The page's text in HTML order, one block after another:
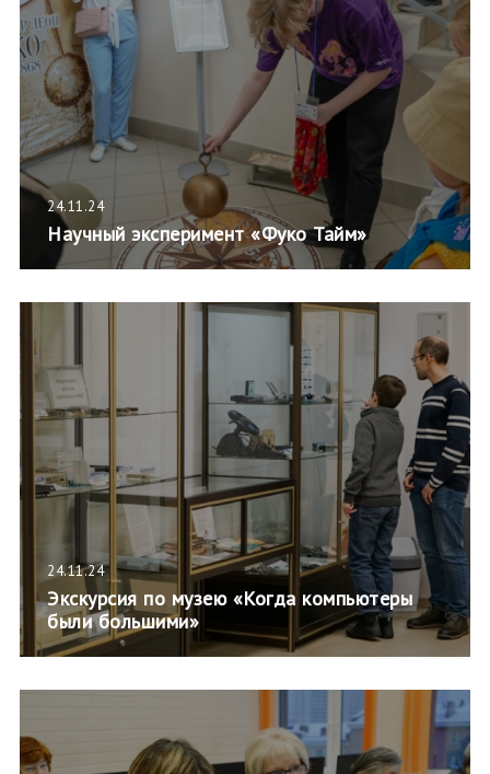
24.11.24
Научный эксперимент «Фуко Тайм»
24.11.24
Экскурсия по музею «Когда компьютеры
были большими»